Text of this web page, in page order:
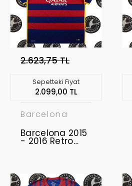
2.623,75 TL
Sepetteki Fiyat
2.099,00 TL
Barcelona
Barcelona 2015
- 2016 Retro